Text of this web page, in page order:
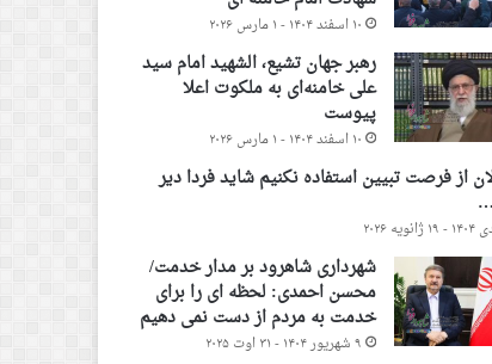
۱۰ اسفند ۱۴۰۴ - ۱ مارس ۲۰۲۶
رهبر جهان تشیع، الشهید امام سید
علی خامنه‌ای به ملکوت اعلا
پیوست
۱۰ اسفند ۱۴۰۴ - ۱ مارس ۲۰۲۶
از فرصت تبیین استفاده نکنیم شاید فردا دیر
شهرداری شاهرود بر مدار خدمت/
محسن احمدی: لحظه ای را برای
خدمت به مردم از دست نمی دهیم
۹ شهریور ۱۴۰۴ - ۳۱ اوت ۲۰۲۵